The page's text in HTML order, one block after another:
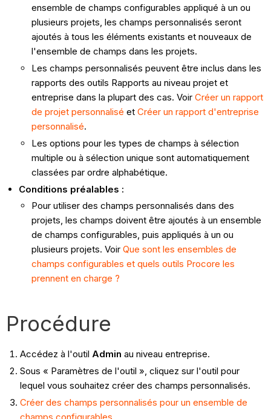
ensemble de champs configurables appliqué à un ou
plusieurs projets, les champs personnalisés seront
ajoutés à tous les éléments existants et nouveaux de
l'ensemble de champs dans les projets.
Les champs personnalisés peuvent être inclus dans les
rapports des outils Rapports au niveau projet et
entreprise dans la plupart des cas. VoirCréer un rapport
de projet personnalisé etCréer un rapport d'entreprise
personnalisé.
Les options pour les types de champs à sélection
multiple ou à sélection unique sont automatiquement
classées par ordre alphabétique.
Conditions préalables :
Pour utiliser des champs personnalisés dans des
projets, les champs doivent être ajoutés à un ensemble
de champs configurables, puis appliqués à un ou
plusieurs projets. VoirQue sont les ensembles de
champs configurables et quels outils Procore les
prennent en charge ?
Procédure
Accédez à l'outil Admin au niveau entreprise.
Sous « Paramètres de l'outil », cliquez sur l'outil pour
lequel vous souhaitez créer des champs personnalisés.
Créer des champs personnalisés pour un ensemble de